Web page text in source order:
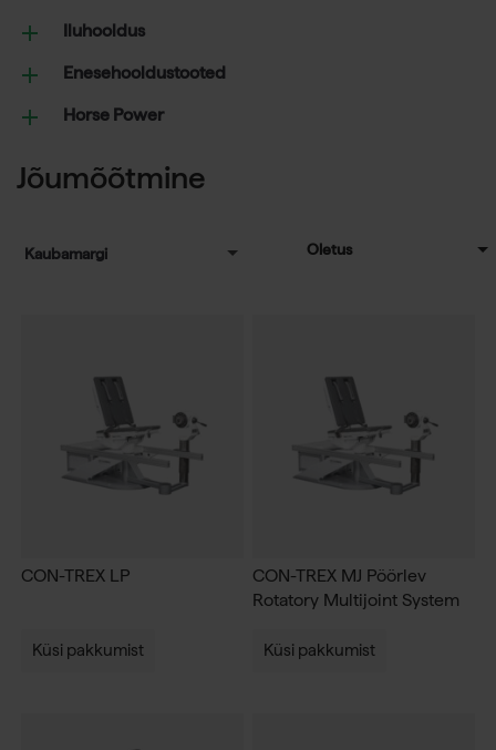
Iluhooldus
Enesehooldustooted
Horse Power
Jõumõõtmine
Kaubamargi
CON-TREX LP
Küsi pakkumist
CON-TREX MJ Pöörlev
Rotatory Multijoint System
Küsi pakkumist